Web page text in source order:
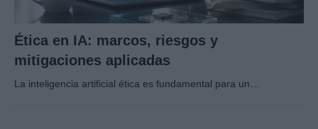
Ética en IA: marcos, riesgos y
mitigaciones aplicadas
La inteligencia artificial ética es fundamental para un…